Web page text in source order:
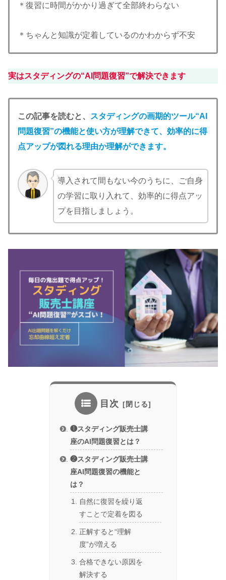
＊復習に時間がかかり過ぎて全部終わらない
＊ちゃんと知識が定着しているのかわからず不安
実はスタディングの“AI問題復習”で解決できます
この記事を読むと、 スタディングの画期的ツール“AI
問題復習”の機能と使い方が理解できて、効率的に得
点アップが図れる理由か理解ができます。
導入されて間もない今のうちに、ご自身
の学習に取り入れて、効率的に得点アッ
プを目指しましょう。
目次
❶スタディング販売士講
座のAI問題復習とは？
❷スタディング販売士講
座AI問題復習の機能と
は？
自然に復習を繰り返
すことで定着を図る
正解すると“理解
度”が増える
合格できない原因を
解決する